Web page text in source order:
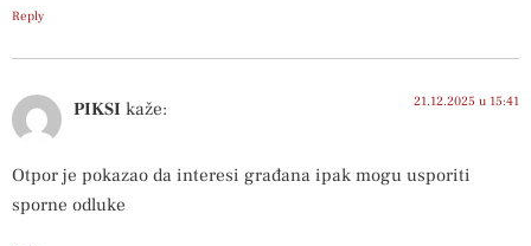
Reply
PIKSI kaže: 21.12.2025 u 15:41
Otpor je pokazao da interesi građana ipak mogu usporiti
sporne odluke